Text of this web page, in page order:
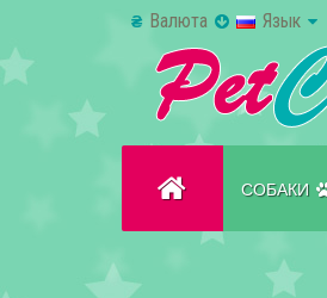
₴ Валюта Язык
СОБАКИ